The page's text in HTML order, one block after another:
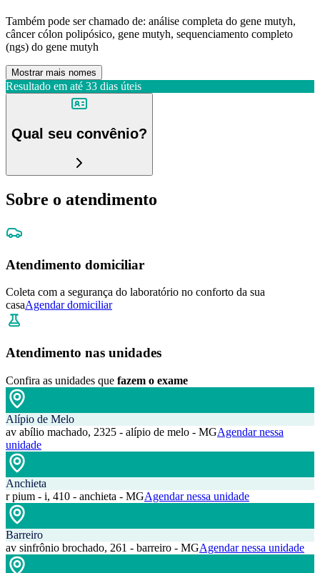
Também pode ser chamado de: análise completa do gene mutyh,
câncer cólon polipósico, gene mutyh, sequenciamento completo
(ngs) do gene mutyh
Mostrar mais nomes
Resultado em até 33 dias úteis
Qual seu convênio?
Sobre o atendimento
Atendimento domiciliar
Coleta com a segurança do laboratório no conforto da sua
casaAgendar domiciliar
Atendimento nas unidades
Confira as unidades que fazem o exame
Alípio de Melo
av abílio machado, 2325 - alípio de melo - MGAgendar nessa
unidade
Anchieta
r pium - i, 410 - anchieta - MGAgendar nessa unidade
Barreiro
av sinfrônio brochado, 261 - barreiro - MGAgendar nessa unidade